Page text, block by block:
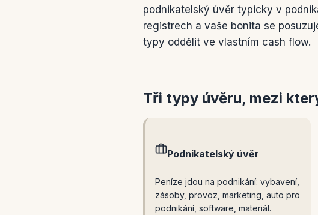
podnikatelský úvěr typicky v
registrech a vaše bonita se
typy oddělit ve vlastním cash flow.
Tři typy úvěru, mezi
Podnikatelský úvěr
Peníze jdou na podnikání: vybavení,
zásoby, provoz, marketing, auto pro
podnikání, software, materiál.